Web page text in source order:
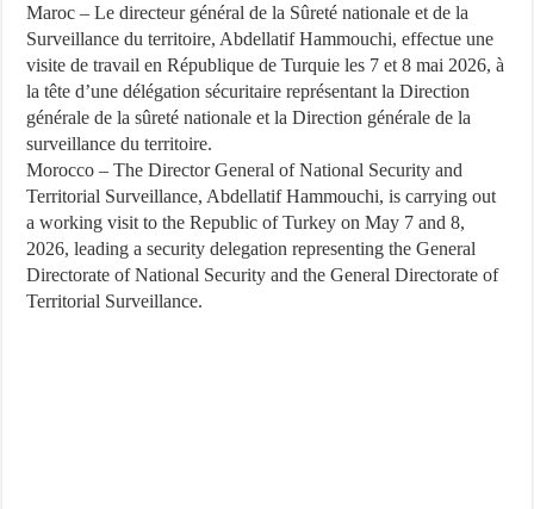
Maroc – Le directeur général de la Sûreté nationale et de la
Surveillance du territoire, Abdellatif Hammouchi, effectue une
visite de travail en République de Turquie les 7 et 8 mai 2026, à
la tête d’une délégation sécuritaire représentant la Direction
générale de la sûreté nationale et la Direction générale de la
surveillance du territoire.
Morocco – The Director General of National Security and
Territorial Surveillance, Abdellatif Hammouchi, is carrying out
a working visit to the Republic of Turkey on May 7 and 8,
2026, leading a security delegation representing the General
Directorate of National Security and the General Directorate of
Territorial Surveillance.